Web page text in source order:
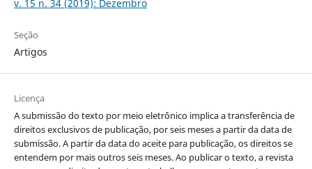
v. 15 n. 34 (2019): Dezembro
Seção
Artigos
Licença
A submissão do texto por meio eletrônico implica a transferência de
direitos exclusivos de publicação, por seis meses a partir da data de
submissão. A partir da data do aceite para publicação, os direitos se
entendem por mais outros seis meses. Ao publicar o texto, a revista